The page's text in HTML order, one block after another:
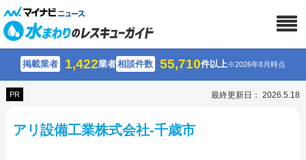
掲載業者 1,422業者相談件数 55,710件以上※2026年8月時点
PR 最終更新日： 2026.5.18
アリ設備工業株式会社-千歳市